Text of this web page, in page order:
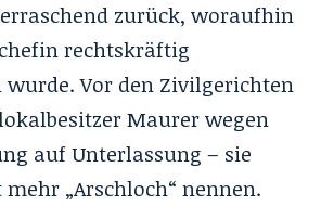
zurück, woraufhin
rechtskräftig
wurde. Vor den Zivilgerichten
Maurer wegen
auf Unterlassung – sie
„Arschloch“ nennen.